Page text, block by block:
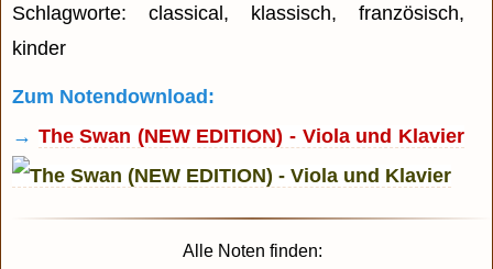
Schlagworte: classical, klassisch, französisch,
kinder
Zum Notendownload:
→ The Swan (NEW EDITION) - Viola und Klavier
Alle Noten finden: